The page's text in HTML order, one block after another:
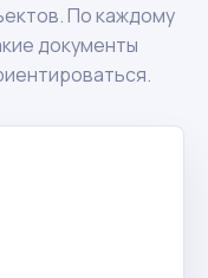
По каждому
документы